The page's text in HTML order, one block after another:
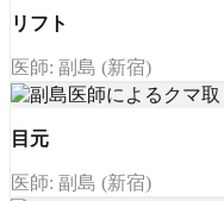
リフト
医師: 副島 (新宿)
目元
医師: 副島 (新宿)